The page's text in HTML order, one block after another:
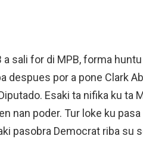
a sali for di MPB, forma
despues por a pone Clark
Esaki ta nifika ku ta
nan poder. Tur loke ku
pasobra Democrat riba su